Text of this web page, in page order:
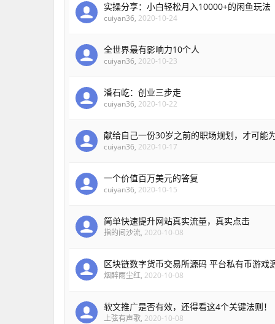
实操分享：小白轻松月入10000+的闲鱼玩法
cuiyan36, 2020-10-24
全世界最有影响力10个人
cuiyan36, 2020-10-23
潘石屹：创业三步走
cuiyan36, 2020-10-22
献给自己一份30岁之前的职场规划，才可能
cuiyan36, 2020-10-17
一个价值百万美元的答复
cuiyan36, 2020-10-15
简单快速提升网站真实流量，真实点击
指的间沙流, 2020-10-08
区块链数字货币交易所源码 平台私有币游戏
烟醉雨尘红, 2020-10-08
软文推广是否有效，还得看这4个关键法则！
上弦有声歌, 2020-10-08